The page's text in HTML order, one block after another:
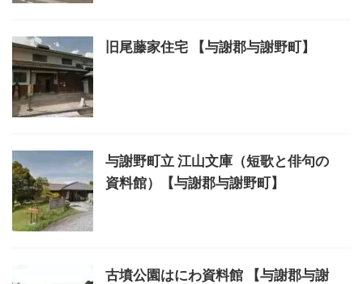
旧尾藤家住宅 【与謝郡与謝野町】
与謝野町立 江山文庫（短歌と俳句の
資料館）【与謝郡与謝野町】
古墳公園はにわ資料館 【与謝郡与謝